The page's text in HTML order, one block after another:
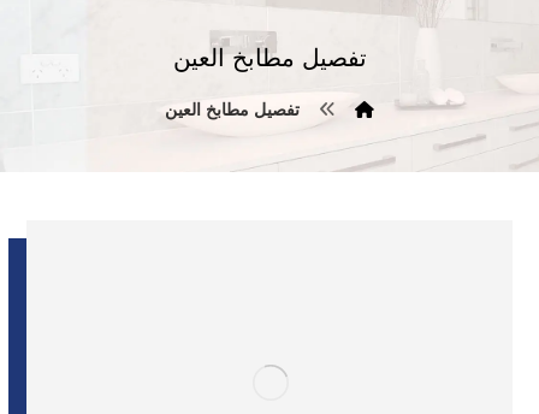
تفصيل مطابخ العين
تفصيل مطابخ العين